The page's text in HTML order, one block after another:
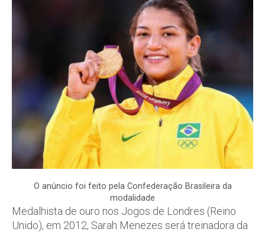
O anúncio foi feito pela Confederação Brasileira da
modalidade
Medalhista de ouro nos Jogos de Londres (Reino
Unido), em 2012, Sarah Menezes será treinadora da